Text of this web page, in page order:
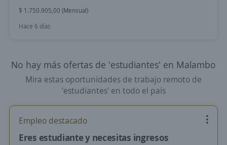
$ 1.750.905,00 (Mensual)
Hace 6 días
No hay más ofertas de 'estudiantes' en Malambo
Mira estas oportunidades de trabajo remoto de
'estudiantes' en todo el país
Empleo destacado
Eres estudiante y necesitas ingresos